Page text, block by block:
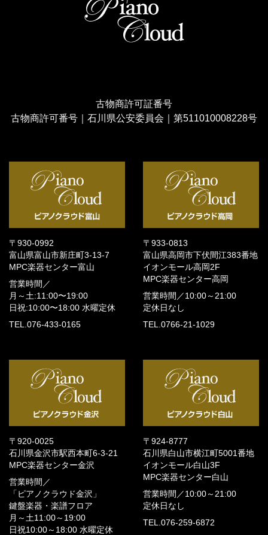
古物商許可証番号
古物商許可番号｜石川県公安委員会｜第511010008228号
〒930-0992
富山県富山市新庄町3-13-7
MPC楽器センター富山
営業時間／
月～土:11:00〜19:00
日祝:10:00〜18:00 水曜定休
TEL.076-433-0165
〒933-0813
富山県高岡市下伏間江383番地
イオンモール高岡2F
MPC楽器センター高岡
営業時間／ 10:00～21:00
定休日なし
TEL.0766-21-1029
〒920-0025
石川県金沢市駅西本町6-3-21
MPC楽器センター金沢
営業時間／
「ピアノクラウド金沢」
鍵盤楽器・楽譜フロア
月～土11:00～19:00
日祝10:00～18:00 水曜定休
〒924-8777
石川県白山市横江町5001番地
イオンモール白山3F
MPC楽器センター白山
営業時間／ 10:00～21:00
定休日なし
TEL.076-259-6872